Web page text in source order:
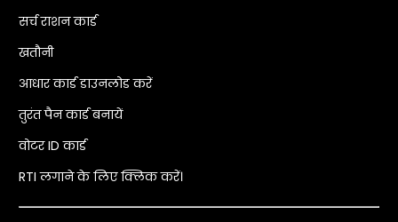
सर्च राशन कार्ड
खतौनी
आधार कार्ड डाउनलोड करें
तुरंत पैन कार्ड बनायें
वोटर ID कार्ड
RTI लगाने के लिए क्लिक करें।